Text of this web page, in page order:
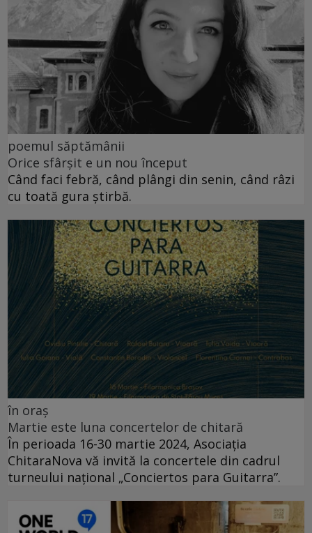
poemul săptămânii
Orice sfârșit e un nou început
Când faci febră, când plângi din senin, când râzi
cu toată gura știrbă.
în oraș
Martie este luna concertelor de chitară
În perioada 16-30 martie 2024, Asociația
ChitaraNova vă invită la concertele din cadrul
turneului național „Conciertos para Guitarra”.